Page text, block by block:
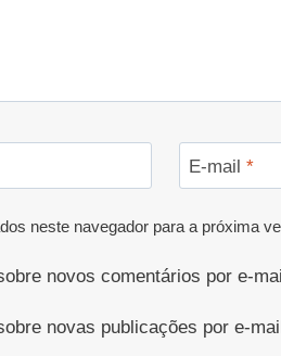
E-mail *
neste navegador para a próxima
novos comentários por e-
novas publicações por e-